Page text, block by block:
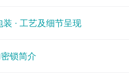
∙ 工艺及细节呈现
锁简介